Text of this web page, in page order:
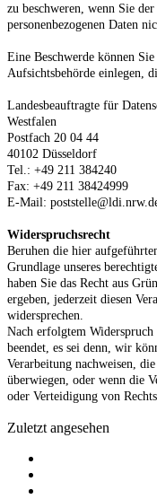
zu beschweren, wenn Sie
personenbezogenen Daten
Eine Beschwerde können
Aufsichtsbehörde einlegen,
Landesbeauftragte für
Westfalen
Postfach 20 04 44
40102 Düsseldorf
Tel.: +49 211 384240
Fax: +49 211 38424999
E-Mail:
Widerspruchsrecht
Beruhen die hier
Grundlage unseres
haben Sie das Recht aus
ergeben, jederzeit diesen
widersprechen.
Nach erfolgtem
beendet, es sei denn, wir
Verarbeitung nachweisen,
überwiegen, oder wenn die
oder Verteidigung von
Zuletzt angesehen